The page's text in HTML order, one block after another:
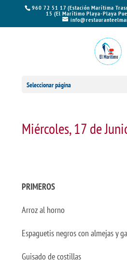
960 72 51 17 (Estación Marítima
15 (El Marítimo Playa-Playa
Seleccionar página
Miércoles, 17 de
PRIMEROS
Arroz al horno
Espaguetis negros con almejas y
Guisado de costillas